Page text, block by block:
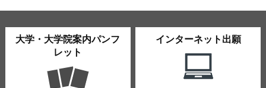
大学・大学院案内パンフ
レット
インターネット出願